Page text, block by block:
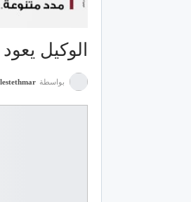
الوكيل
بواسطة